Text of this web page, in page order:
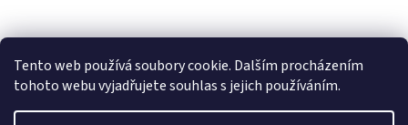
Tento web používá soubory cookie. Dalším procházením
tohoto webu vyjadřujete souhlas s jejich používáním.